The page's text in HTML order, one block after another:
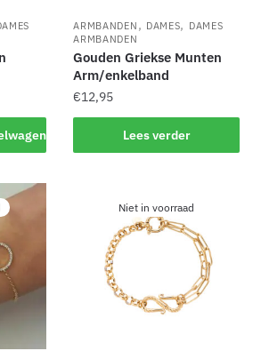
ARMBANDEN , DAMES, DAMES
ARMBANDEN
Gouden Griekse Munten
Arm/enkelband
€12,95
Lees verder
Niet in voorraad